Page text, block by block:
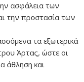
ασφάλεια των
την προστασία των
τα εξωτερικά
Άρτας, ώστε οι
άθληση και